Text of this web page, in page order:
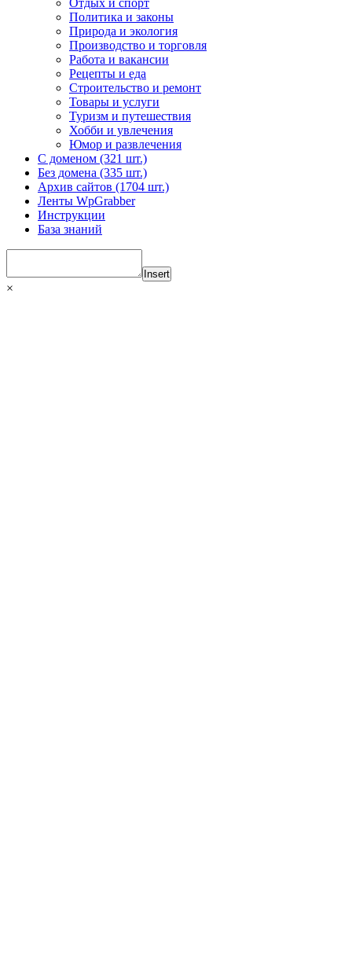
Политика и законы
Природа и экология
Производство и торговля
Работа и вакансии
Рецепты и еда
Строительство и ремонт
Товары и услуги
Туризм и путешествия
Хобби и увлечения
Юмор и развлечения
С доменом (321 шт.)
Без домена (335 шт.)
Архив сайтов (1704 шт.)
Ленты WpGrabber
Инструкции
База знаний
Insert
×